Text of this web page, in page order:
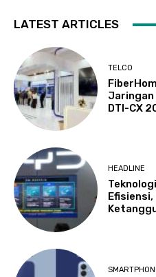
LATEST ARTICLES
TELCO
DTI-CX
HEADLINE